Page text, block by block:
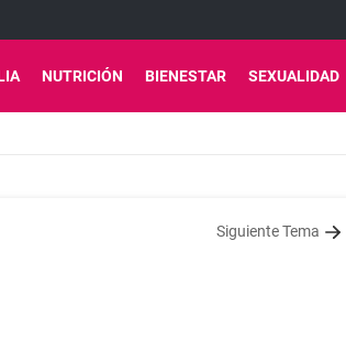
NUTRICIÓN BIENESTAR SEXUALIDAD
Siguiente Tema